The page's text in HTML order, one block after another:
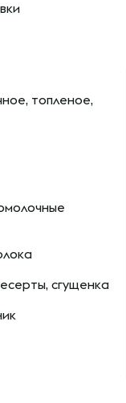
топленое,
сгущенка